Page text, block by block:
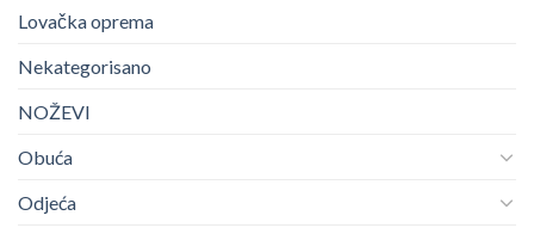
Lovačka oprema
Nekategorisano
NOŽEVI
Obuća
Odjeća